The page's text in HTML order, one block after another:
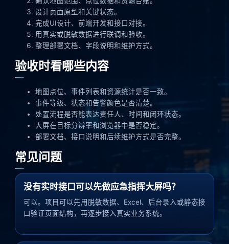
设计页面原型和关键状态。
完成UI设计、前端开发和接口对接。
用真实或脱敏数据进行联调和验收。
整理部署文档、字段说明和维护方式。
验收时看哪些内容
地图点位、事件列表和资源统计是否一致。
事件等级、状态和告警颜色是否清楚。
处置流程是否能表达责任人、时间和闭环状态。
大屏在目标分辨率和浏览器中是否稳定。
部署文档、接口说明和后续维护方式是否完整。
常见问题
没有实时接口可以先做应急指挥大屏吗？
可以。项目可以先用脱敏数据、Excel、后台录入或静态接
口验证页面结构，再逐步接入真实业务系统。